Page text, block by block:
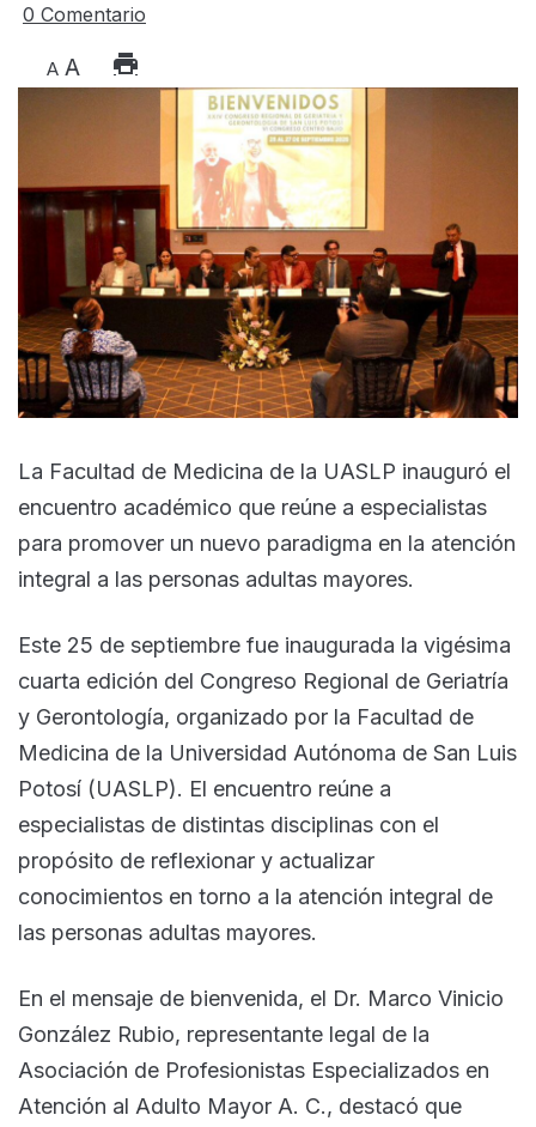
0 Comentario
A A
La Facultad de Medicina de la UASLP inauguró el
encuentro académico que reúne a especialistas
para promover un nuevo paradigma en la atención
integral a las personas adultas mayores.
Este 25 de septiembre fue inaugurada la vigésima
cuarta edición del Congreso Regional de Geriatría
y Gerontología, organizado por la Facultad de
Medicina de la Universidad Autónoma de San Luis
Potosí (UASLP). El encuentro reúne a
especialistas de distintas disciplinas con el
propósito de reflexionar y actualizar
conocimientos en torno a la atención integral de
las personas adultas mayores.
En el mensaje de bienvenida, el Dr. Marco Vinicio
González Rubio, representante legal de la
Asociación de Profesionistas Especializados en
Atención al Adulto Mayor A. C., destacó que